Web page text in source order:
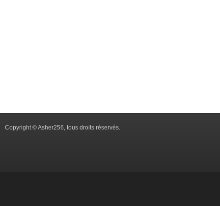
Copyright © Asher256, tous droits réservés.